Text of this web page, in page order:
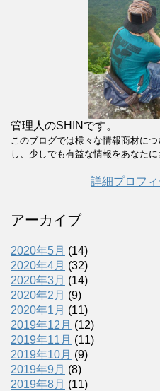
管理人のSHINです。
このブログでは様々な情報商材に
し、少しでも有益な情報をあなたに
詳細プロフ
アーカイブ
2020年5月 (14)
2020年4月 (32)
2020年3月 (14)
2020年2月 (9)
2020年1月 (11)
2019年12月 (12)
2019年11月 (11)
2019年10月 (9)
2019年9月 (8)
2019年8月 (11)